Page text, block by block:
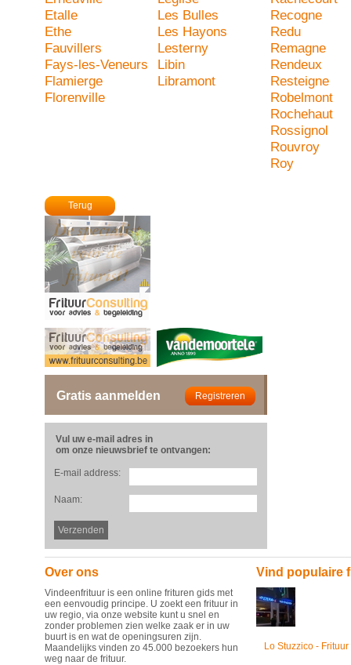
Etalle
Ethe
Fauvillers
Fays-les-Veneurs
Flamierge
Florenville
Les Bulles
Les Hayons
Lesterny
Libin
Libramont
Recogne
Redu
Remagne
Rendeux
Resteigne
Robelmont
Rochehaut
Rossignol
Rouvroy
Roy
Terug
Gratis aanmelden
Vul uw e-mail adres in
om onze nieuwsbrief te ontvangen:
E-mail address:
Naam:
Over ons
Vindeenfrituur is een online frituren gids met
een eenvoudig principe. U zoekt een frituur in
uw regio, via onze website kunt u snel en
zonder problemen zien welke zaak er in uw
buurt is en wat de openingsuren zijn.
Maandelijks vinden zo 45.000 bezoekers hun
weg naar de frituur.
Vind populaire
Lo Stuzzico -